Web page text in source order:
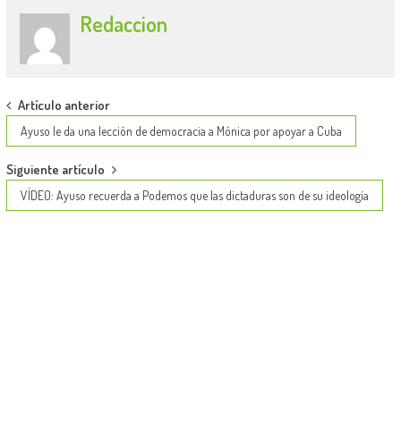
Redaccion
Post
navigation
Artículo anterior
Ayuso le da una lección de democracia a Mónica por apoyar a Cuba
Siguiente artículo
VÍDEO: Ayuso recuerda a Podemos que las dictaduras son de su ideología